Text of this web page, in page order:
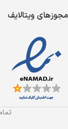
مجوزهای ویتالایف